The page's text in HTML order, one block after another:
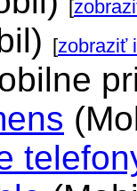
[
[zobraziť